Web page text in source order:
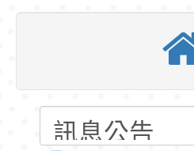
「115年
訓練課
育專業人
錄取公告
民小學
理人員」
東門國
梯特教代
公告(尚
錄取公告
民小學
東門國小
辦
親
關